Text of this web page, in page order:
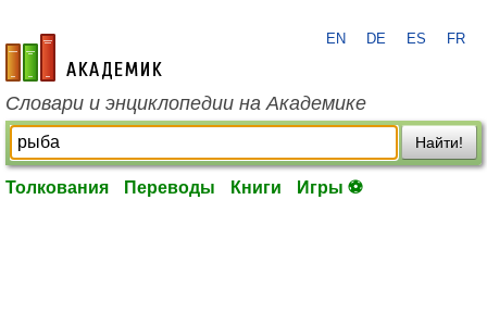
academic.ru
EN DE ES FR
Словари и энциклопедии на Академике
Найти!
Толкования Переводы Книги Игры ⚽